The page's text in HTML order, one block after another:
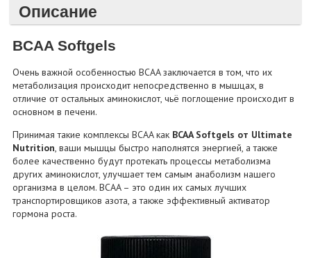
Описание
BCAA Softgels
Очень важной особенностью BCAA заключается в том, что их
метаболизация происходит непосредственно в мышцах, в
отличие от остальных аминокислот, чьё поглощение происходит в
основном в печени.
Принимая такие комплексы BCAA как BCAA Softgels от Ultimate
Nutrition, ваши мышцы быстро наполнятся энергией, а также
более качественно будут протекать процессы метаболизма
других аминокислот, улучшает тем самым анаболизм нашего
организма в целом. BCAA – это один их самых лучших
транспортировщиков азота, а также эффективный активатор
гормона роста.